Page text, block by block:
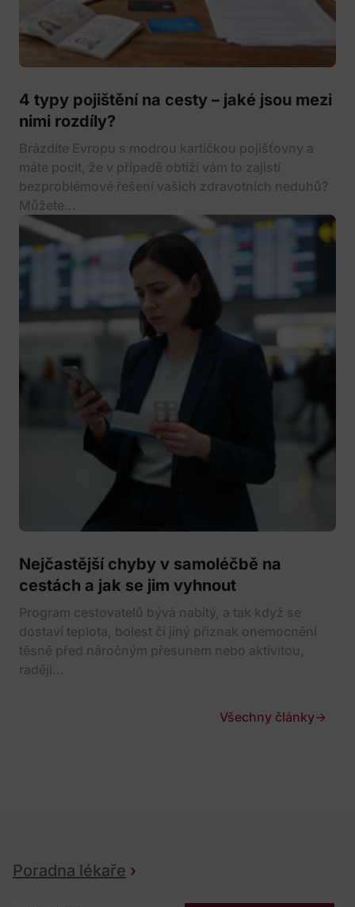
4 typy pojištění na cesty – jaké jsou mezi
nimi rozdíly?
Brázdíte Evropu s modrou kartičkou pojišťovny a
máte pocit, že v případě obtíží vám to zajistí
bezproblémové řešení vašich zdravotních neduhů?
Můžete...
Nejčastější chyby v samoléčbě na
cestách a jak se jim vyhnout
Program cestovatelů bývá nabitý, a tak když se
dostaví teplota, bolest či jiný příznak onemocnění
těsně před náročným přesunem nebo aktivitou,
raději...
Všechny články→
Poradna lékaře